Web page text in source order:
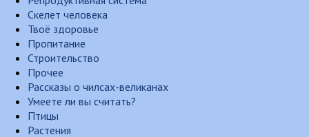
Скелет человека
Твоё здоровье
Пропитание
Строительство
Прочее
Рассказы о чилсах-великанах
Умеете ли вы считать?
Птицы
Растения